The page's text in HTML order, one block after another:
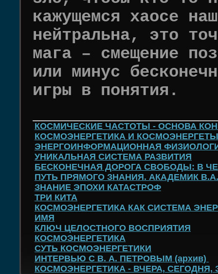
кажущемся хаосе
нейтральна, это
мага – смещение
или минус
игры в понятия.
КОСМИЧЕСКИЕ ЧАСТОТЫ - ОСНОВА
КОСМОЭНЕРГЕТИКА И КОСМОЭНЕРГЕТЫ
ЭНЕРГОИНФОРМАЦИОННАЯ
УНИКАЛЬНАЯ СИСТЕМА РАЗВИТИЯ
БЕСКОНЕЧНАЯ ДОРОГА СВОБОДЫ: В
ПУТЬ ПРЯМОГО ЗНАНИЯ. АКАДЕМИК
ЗНАНИЕ ЭПОХИ КАТАСТРОФ
ТРИ КИТА
КОСМОЭНЕРГЕТИКА КАК СИСТЕМА
ИМЯ
КЛЮЧ ЦЕЛОСТНОГО ВОСПРИЯТИЯ
КОСМОЭНЕРГЕТИКА
СУТЬ КОСМОЭНЕРГЕТИКИ
ИНТЕРВЬЮ С В. А. ПЕТРОВЫМ (архив)
КОСМОЭНЕРГЕТИКА - ВЧЕРА, СЕГОДНЯ,